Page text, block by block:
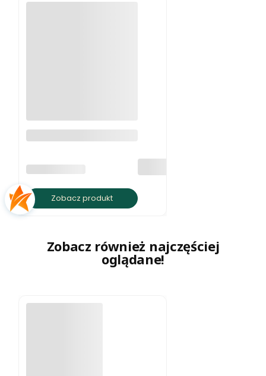
(100 szt.)
PRODUCENT
Zobacz produkt
Zobacz również najczęściej
oglądane!